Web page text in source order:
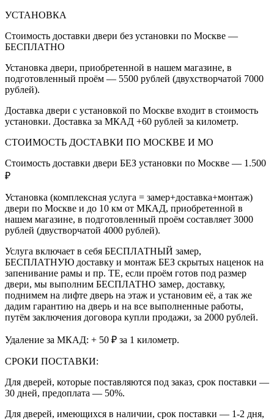
УСТАНОВКА
Стоимость доставки двери без установки по Москве —
БЕСПЛАТНО
Установка двери, приобретенной в нашем магазине, в
подготовленный проём — 5500 рублей (двухстворчатой 7000
рублей).
Доставка двери с установкой по Москве входит в стоимость
установки. Доставка за МКАД +60 рублей за километр.
СТОИМОСТЬ ДОСТАВКИ ПО МОСКВЕ И МО
Стоимость доставки двери БЕЗ установки по Москве — 1.500
₽
Установка (комплексная услуга = замер+доставка+монтаж)
двери по Москве и до 10 км от МКАД, приобретенной в
нашем магазине, в подготовленный проём составляет 3000
рублей (двустворчатой 4000 рублей).
Услуга включает в себя БЕСПЛАТНЫЙ замер,
БЕСПЛАТНУЮ доставку и монтаж БЕЗ скрытых наценок на
запенивание рамы и пр. ТЕ, если проём готов под размер
двери, мы выполним БЕСПЛАТНО замер, доставку,
поднимем на лифте дверь на этаж и установим её, а так же
дадим гарантию на дверь и на все выполненные работы,
путём заключения договора купли продажи, за 2000 рублей.
Удаление за МКАД: + 50 ₽ за 1 километр.
СРОКИ ПОСТАВКИ:
Для дверей, которые поставляются под заказ, срок поставки —
30 дней, предоплата — 50%.
Для дверей, имеющихся в наличии, срок поставки — 1-2 дня,